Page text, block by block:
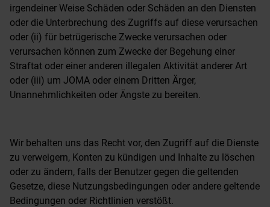
irgendeiner Weise Schäden oder Schäden an den Diensten
oder die Unterbrechung des Zugriffs auf diese verursachen
oder (ii) für betrügerische Zwecke verursachen oder
verursachen können zum Zwecke der Begehung einer
Straftat oder einer anderen illegalen Aktivität anderer Art
oder (iii) um JOMA oder einem Dritten Ärger,
Unannehmlichkeiten oder Ängste zu bereiten.
Wir behalten uns das Recht vor, den Zugriff auf die Dienste
zu verweigern, Konten zu kündigen und Inhalte zu löschen
oder zu ändern, falls der Benutzer gegen die geltenden
Gesetze, diese Nutzungsbedingungen oder andere geltende
Bedingungen oder Richtlinien verstößt.